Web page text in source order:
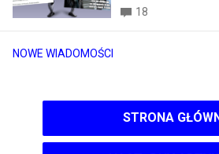
NOWE WIADOMOŚCI
18
STRONA